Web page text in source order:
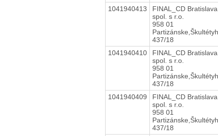
1041940413
FINAL_CD Bratislava
spol. s r.o.
958 01
437/18
1041940410
FINAL_CD Bratislava
spol. s r.o.
958 01
437/18
1041940409
FINAL_CD Bratislava
spol. s r.o.
958 01
437/18